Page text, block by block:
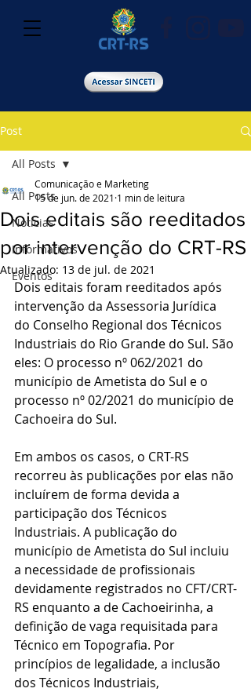
Post
All Posts
Notícias
Informativos
Eventos
All Posts
Dois editais são reeditados
por intervenção do CRT-RS
Comunicação e Marketing
15 de jun. de 2021 1 min de leitura
Atualizado: 13 de jul. de 2021
Dois editais foram reeditados após
intervenção da Assessoria Jurídica
do Conselho Regional dos Técnicos
Industriais do Rio Grande do Sul. São
eles: O processo nº 062/2021 do
município de Ametista do Sul e o
processo nº 02/2021 do município de
Cachoeira do Sul.
Em ambos os casos, o CRT-RS
recorreu às publicações por elas não
incluírem de forma devida a
participação dos Técnicos
Industriais. A publicação do
município de Ametista do Sul incluiu
a necessidade de profissionais
devidamente registrados no CFT/CRT-
RS enquanto a de Cachoeirinha, a
definição de vaga requisitada para
Técnico em Topografia. Por
princípios de legalidade, a inclusão
dos Técnicos Industriais,